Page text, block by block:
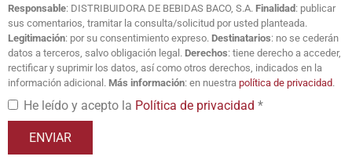
Responsable: DISTRIBUIDORA DE BEBIDAS BACO, S.A. Finalidad: publicar
sus comentarios, tramitar la consulta/solicitud por usted planteada.
Legitimación: por su consentimiento expreso. Destinatarios: no se cederán
datos a terceros, salvo obligación legal. Derechos: tiene derecho a acceder,
rectificar y suprimir los datos, así como otros derechos, indicados en la
información adicional. Más información: en nuestra política de privacidad.
He leído y acepto la Política de privacidad *